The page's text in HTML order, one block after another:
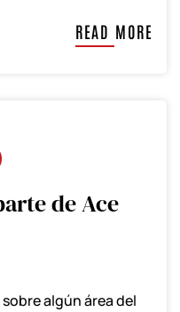
READ MORE
de Ace
algún área del